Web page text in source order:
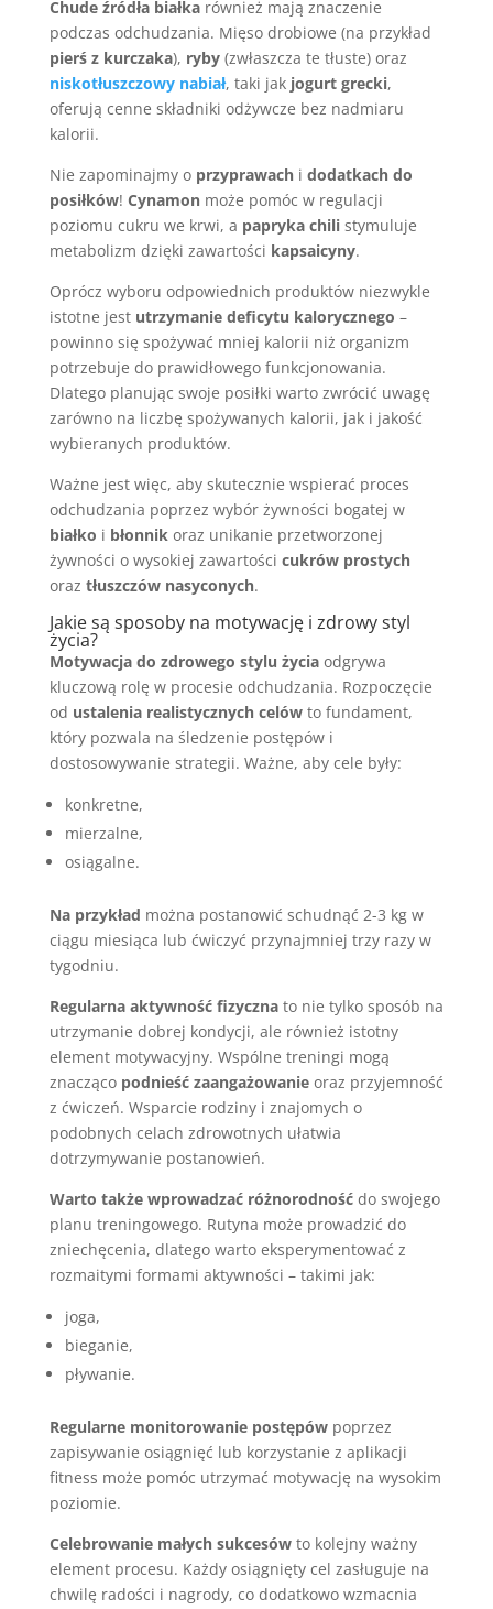
Chude źródła białkarównież mają znaczenie
podczas odchudzania. Mięso drobiowe (na przykład
pierś z kurczaka), ryby(zwłaszcza te tłuste) oraz
niskotłuszczowy nabiał, taki jak jogurt grecki,
oferują cenne składniki odżywcze bez nadmiaru
kalorii.
Nie zapominajmy o przyprawachi dodatkach do
posiłków! Cynamonmoże pomóc w regulacji
poziomu cukru we krwi, a papryka chilistymuluje
metabolizm dzięki zawartości kapsaicyny.
Oprócz wyboru odpowiednich produktów niezwykle
istotne jest utrzymanie deficytu kalorycznego –
powinno się spożywać mniej kalorii niż organizm
potrzebuje do prawidłowego funkcjonowania.
Dlatego planując swoje posiłki warto zwrócić uwagę
zarówno na liczbę spożywanych kalorii, jak i jakość
wybieranych produktów.
Ważne jest więc, aby skutecznie wspierać proces
odchudzania poprzez wybór żywności bogatej w
białko i błonnikoraz unikanie przetworzonej
żywności o wysokiej zawartości cukrów prostych
oraz tłuszczów nasyconych.
Jakie są sposoby na motywację i zdrowy styl
życia?
Motywacja do zdrowego stylu życiaodgrywa
kluczową rolę w procesie odchudzania. Rozpoczęcie
od ustalenia realistycznych celówto fundament,
który pozwala na śledzenie postępów i
dostosowywanie strategii. Ważne, aby cele były:
konkretne,
mierzalne,
osiągalne.
Na przykład można postanowić schudnąć 2-3 kg w
ciągu miesiąca lub ćwiczyć przynajmniej trzy razy w
tygodniu.
Regularna aktywność fizycznato nie tylko sposób na
utrzymanie dobrej kondycji, ale również istotny
element motywacyjny. Wspólne treningi mogą
znacząco podnieść zaangażowanieoraz przyjemność
z ćwiczeń. Wsparcie rodziny i znajomych o
podobnych celach zdrowotnych ułatwia
dotrzymywanie postanowień.
Warto także wprowadzać różnorodnośćdo swojego
planu treningowego. Rutyna może prowadzić do
zniechęcenia, dlatego warto eksperymentować z
rozmaitymi formami aktywności – takimi jak:
joga,
bieganie,
pływanie.
Regularne monitorowanie postępówpoprzez
zapisywanie osiągnięć lub korzystanie z aplikacji
fitness może pomóc utrzymać motywację na wysokim
poziomie.
Celebrowanie małych sukcesówto kolejny ważny
element procesu. Każdy osiągnięty cel zasługuje na
chwilę radości i nagrody, co dodatkowo wzmacnia